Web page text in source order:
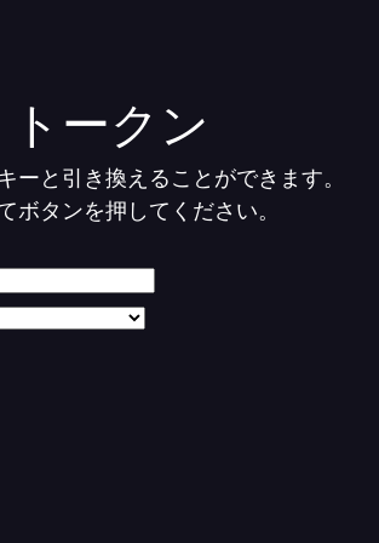
トークン
ーと引き換えることができます。
ボタンを押してください。